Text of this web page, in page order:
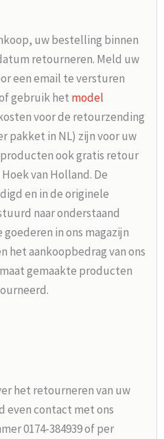
uw bestelling binnen
retourneren. Meld uw
een email te versturen
gebruik het model
voor de retourzending
pakket in NL) zijn voor uw
ook gratis retour
van Holland. De
en in de originele
naar onderstaand
in ons magazijn
het aankoopbedrag van ons
gemaakte producten
het retourneren van uw
even contact met ons
0174-384939 of per